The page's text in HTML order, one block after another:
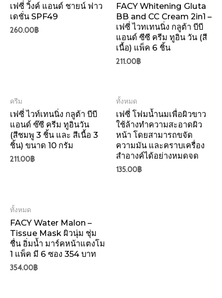
เฟซี่ วิ้งค์ แอนด์ ชายน์ ฟาว
เดชั่น SPF49
260.00฿
FACY Whitening Gluta
BB and CC Cream 2in1 –
เฟซี่ ไวทเทนนิ่ง กลูต้า บีบี
แอนด์ ซีซี ครีม ทูอิน วัน (สี
เนื้อ) แพ็ค 6 ชิ้น
211.00฿
ครีม
เฟซี่ ไวท์เทนนิ่ง กลูต้า บีบี
แอนด์ ซ๊ซี ครีม ทูอินวัน
(สีชมพู 3 ชิ้น และ สีเนื้อ 3
ชิ้น) ขนาด 10 กรัม
211.00฿
ทั้งหมด
เฟซี่ โฟมน้ำนมเพื่อผิวขาว
ใช้ล้างทำความสะอาดผิว
หน้า โดยสามารถขจัด
ความมัน และคราบเครื่อง
สำอางค์ได้อย่างหมดจด
135.00฿
ทั้งหมด
FACY Water Malon –
Tissue Mask ผิวนุ่ม ชุ่ม
ชื่น อิ่มน้ำ มาร์คหน้าแตงโม
1 แพ็ค มี 6 ซอง 354 บาท
354.00฿